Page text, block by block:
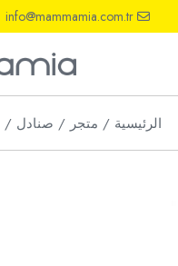
the
info@mammamia.com.tr
الرئيسية متجر صنادل